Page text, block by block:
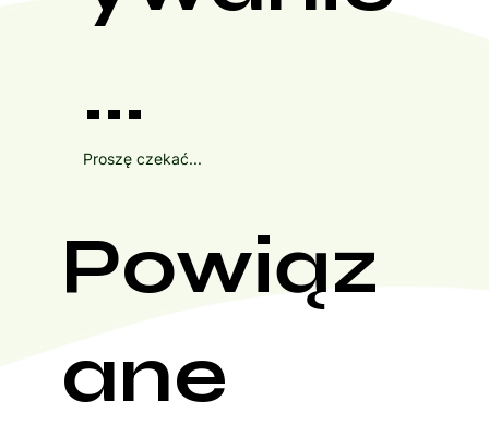
...
Proszę czekać...
Powiąz
ane